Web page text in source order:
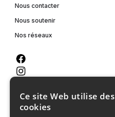
Nous contacter
Nous soutenir
Nos réseaux
Ce site Web utilise des
cookies